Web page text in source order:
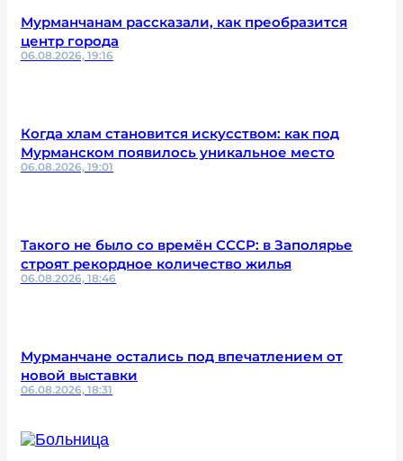
Мурманчанам рассказали, как преобразится
центр города
06.08.2026, 19:16
Когда хлам становится искусством: как под
Мурманском появилось уникальное место
06.08.2026, 19:01
Такого не было со времён СССР: в Заполярье
строят рекордное количество жилья
06.08.2026, 18:46
Мурманчане остались под впечатлением от
новой выставки
06.08.2026, 18:31